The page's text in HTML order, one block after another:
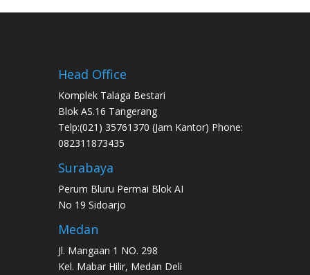
Head Office
Komplek Talaga Bestari
Blok AS.16 Tangerang
Telp:(021) 35761370 (Jam Kantor) Phone:
082311873435
Surabaya
Perum Bluru Permai Blok AI
No 19 Sidoarjo
Medan
Jl. Mangaan 1 NO. 298
Kel. Mabar Hilir, Medan Deli